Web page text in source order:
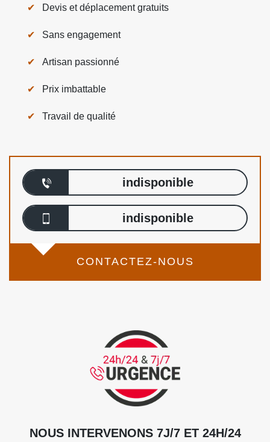
Devis et déplacement gratuits
Sans engagement
Artisan passionné
Prix imbattable
Travail de qualité
indisponible
indisponible
CONTACTEZ-NOUS
NOUS INTERVENONS 7J/7 ET 24H/24